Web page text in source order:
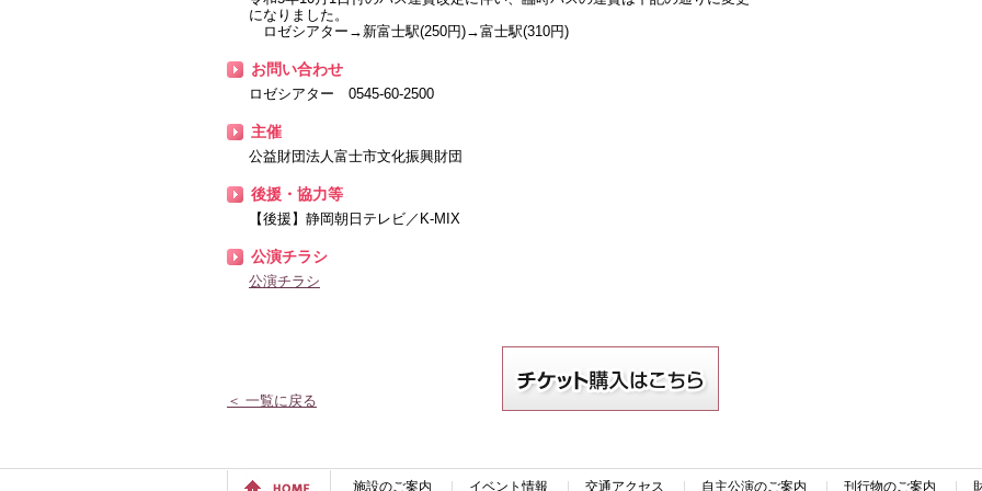
になりました。
ロゼシアター→新富士駅(250円)→富士駅(310円)
お問い合わせ
ロゼシアター 0545-60-2500
主催
公益財団法人富士市文化振興財団
後援・協力等
【後援】静岡朝日テレビ／K-MIX
公演チラシ
公演チラシ
＜ 一覧に戻る
施設のご案内 イベント情報 交通アクセス 自主公演のご案内 刊行物のご案内